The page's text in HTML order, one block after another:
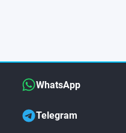
WhatsApp
Telegram